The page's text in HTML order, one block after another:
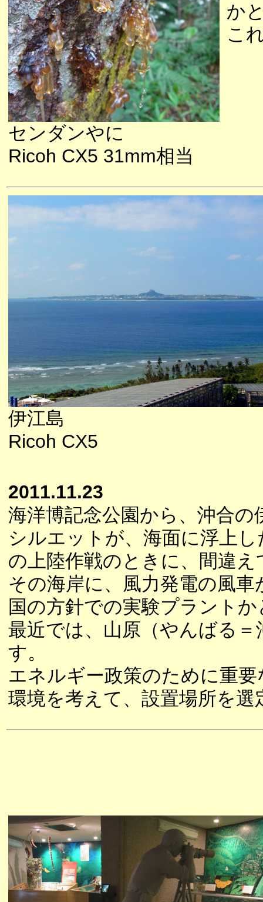
センダンやに
Ricoh CX5 31mm相当
か
こ
伊江島
Ricoh CX5
2011.11.23
海洋博記念公園から、沖合
シルエットが、海面に浮上
の上陸作戦のときに、間違
その海岸に、風力発電の風
国の方針での実験プラント
最近では、山原（やんばる
す。
エネルギー政策のために重
環境を考えて、設置場所を